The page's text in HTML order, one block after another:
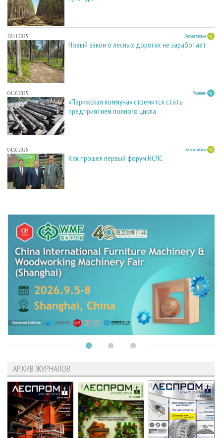
28.11.2025 Лесозаготовка
Новый закон о лесных дорогах не заработает
04.10.2025 Развитие
«Парижская коммуна» стремится стать
предприятием полного цикла
04.10.2025 Лесозаготовка
Как прошел первый форум НСЛС
АРХИВ ЖУРНАЛОВ